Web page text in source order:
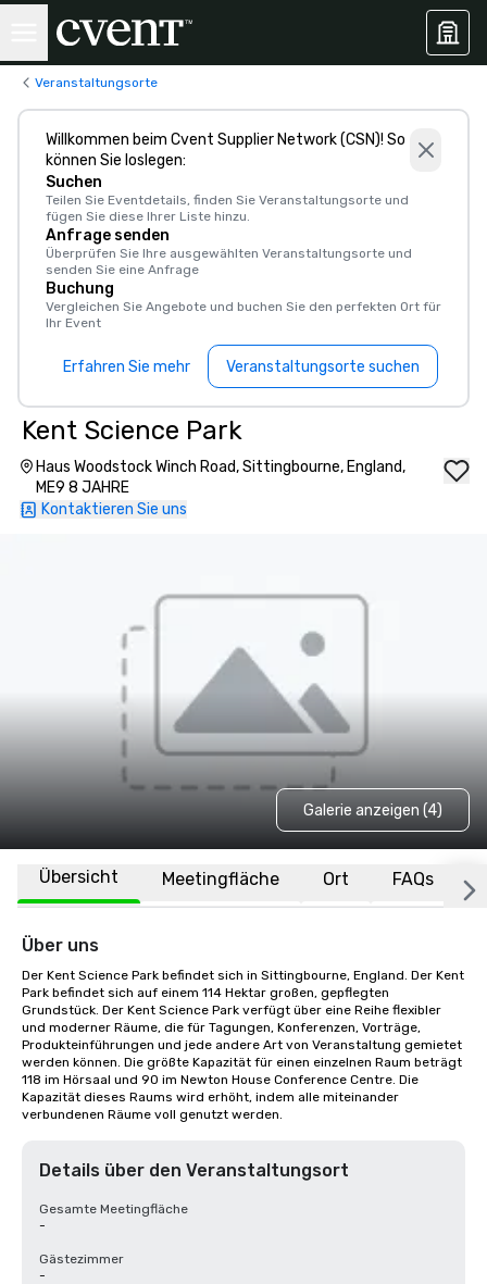
Veranstaltungsorte
Willkommen beim Cvent Supplier Network (CSN)! So
können Sie loslegen:
Suchen
Teilen Sie Eventdetails, finden Sie Veranstaltungsorte und
fügen Sie diese Ihrer Liste hinzu.
Anfrage senden
Überprüfen Sie Ihre ausgewählten Veranstaltungsorte und
senden Sie eine Anfrage
Buchung
Vergleichen Sie Angebote und buchen Sie den perfekten Ort für
Ihr Event
Erfahren Sie mehr Veranstaltungsorte suchen
Kent Science Park
Haus Woodstock Winch Road, Sittingbourne, England,
ME9 8 JAHRE
Kontaktieren Sie uns
Galerie anzeigen (4)
Übersicht Meetingfläche Ort FAQs
Über uns
Der Kent Science Park befindet sich in Sittingbourne, England. Der Kent
Park befindet sich auf einem 114 Hektar großen, gepflegten
Grundstück. Der Kent Science Park verfügt über eine Reihe flexibler
und moderner Räume, die für Tagungen, Konferenzen, Vorträge,
Produkteinführungen und jede andere Art von Veranstaltung gemietet
werden können. Die größte Kapazität für einen einzelnen Raum beträgt
118 im Hörsaal und 90 im Newton House Conference Centre. Die
Kapazität dieses Raums wird erhöht, indem alle miteinander
verbundenen Räume voll genutzt werden.
Details über den Veranstaltungsort
Gesamte Meetingfläche
-
Gästezimmer
-